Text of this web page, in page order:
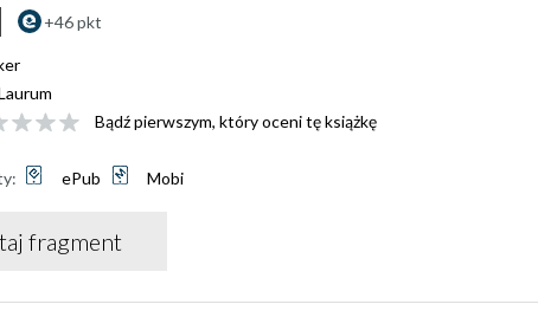
+46 pkt
Bądź pierwszym, który oceni tę książkę
ePub Mobi
fragment